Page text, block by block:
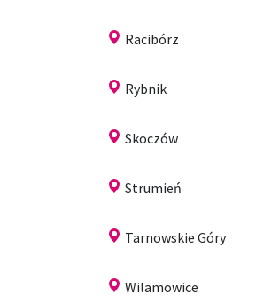
Racibórz
Rybnik
Skoczów
Strumień
Tarnowskie Góry
Wilamowice